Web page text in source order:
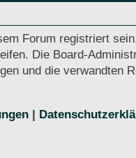
Forum registriert
Die Board-
und die verwandten
|